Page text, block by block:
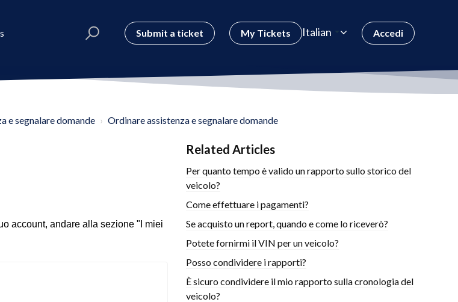
Submit a ticket My Tickets Italian Accedi
e segnalare domande Ordinare assistenza e segnalare domande
account, andare alla sezione "I miei
Related Articles
Per quanto tempo è valido un rapporto sullo storico del
veicolo?
Come effettuare i pagamenti?
Se acquisto un report, quando e come lo riceverò?
Potete fornirmi il VIN per un veicolo?
Posso condividere i rapporti?
È sicuro condividere il mio rapporto sulla cronologia del
veicolo?